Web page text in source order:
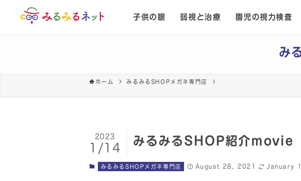
子供の眼 弱視と治療 園児の視力検査
み
ホーム みるみるSHOPメガネ専門店
みるみるSHOP紹介movie
2023
1/14
みるみるSHOPメガネ専門店 August 28, 2021 January